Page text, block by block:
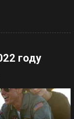
году